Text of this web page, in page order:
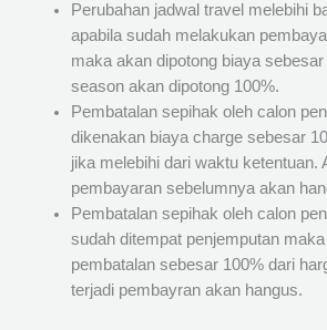
Perubahan jadwal travel melebihi
apabila sudah melakukan
maka akan dipotong biaya
season akan dipotong 100%.
Pembatalan sepihak oleh calon
dikenakan biaya charge sebesar
jika melebihi dari waktu ketentuan.
pembayaran sebelumnya akan
Pembatalan sepihak oleh calon
sudah ditempat penjemputan
pembatalan sebesar 100% dari
terjadi pembayran akan hangus.